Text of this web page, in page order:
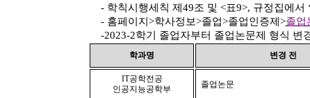
- 학칙시행세칙 제 49조 및 <표9>, 규정집에서 ‘
- 홈페이지 >학사정보>졸업>졸업인증제 >졸업
-2023-2학기 졸업자부터 졸업논문제 형식 변
학과명 변경 전
IT공학전공
인공지능공학부
졸업논문